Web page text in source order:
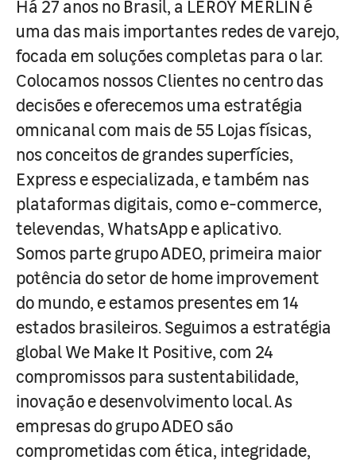
Há 27 anos no Brasil, a LEROY MERLIN é
uma das mais importantes redes de varejo,
focada em soluções completas para o lar.
Colocamos nossos Clientes no centro das
decisões e oferecemos uma estratégia
omnicanal com mais de 55 Lojas físicas,
nos conceitos de grandes superfícies,
Express e especializada, e também nas
plataformas digitais, como e-commerce,
televendas, WhatsApp e aplicativo.
Somos parte grupo ADEO, primeira maior
potência do setor de home improvement
do mundo, e estamos presentes em 14
estados brasileiros. Seguimos a estratégia
global We Make It Positive, com 24
compromissos para sustentabilidade,
inovação e desenvolvimento local. As
empresas do grupo ADEO são
comprometidas com ética, integridade,